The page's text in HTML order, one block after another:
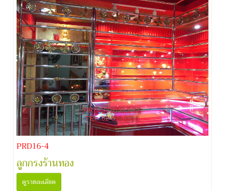
PRD16-4
ลูกกรงร้านทอง
ดูรายละเอียด